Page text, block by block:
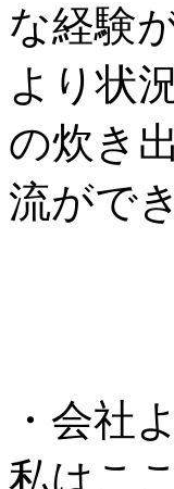
な経験
より状
の炊き
流がで
・会社
私はこ